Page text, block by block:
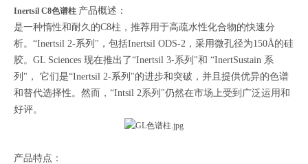
Inertsil C8色谱柱 产品概述：
是一种惰性和耐久的C8柱，推荐用于高疏水性化合物的快速分
析。“Inertsil 2-系列"，包括Inertsil ODS-2，采用微孔径为150Å的硅
胶。GL Sciences 现在推出了“Inertsil 3-系列"和 “InertSustain 系
列"， 它们是“Inertsil 2-系列"的进步和突破，并且提供优异的色谱
和替代选择性。然而，“Intsil 2系列"仍然在市场上受到广泛运用和
好评。
产品特点：